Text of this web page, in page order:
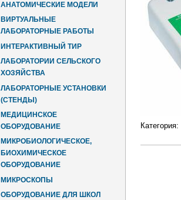
АНАТОМИЧЕСКИЕ МОДЕЛИ
ВИРТУАЛЬНЫЕ
ЛАБОРАТОРНЫЕ РАБОТЫ
ИНТЕРАКТИВНЫЙ ТИР
ЛАБОРАТОРИИ СЕЛЬСКОГО
ХОЗЯЙСТВА
ЛАБОРАТОРНЫЕ УСТАНОВКИ
(СТЕНДЫ)
МЕДИЦИНСКОЕ
ОБОРУДОВАНИЕ
МИКРОБИОЛОГИЧЕСКОЕ,
БИОХИМИЧЕСКОЕ
ОБОРУДОВАНИЕ
МИКРОСКОПЫ
ОБОРУДОВАНИЕ ДЛЯ ШКОЛ
Категория: